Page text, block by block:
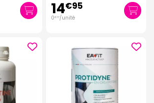
14€95
0€ 17/unité